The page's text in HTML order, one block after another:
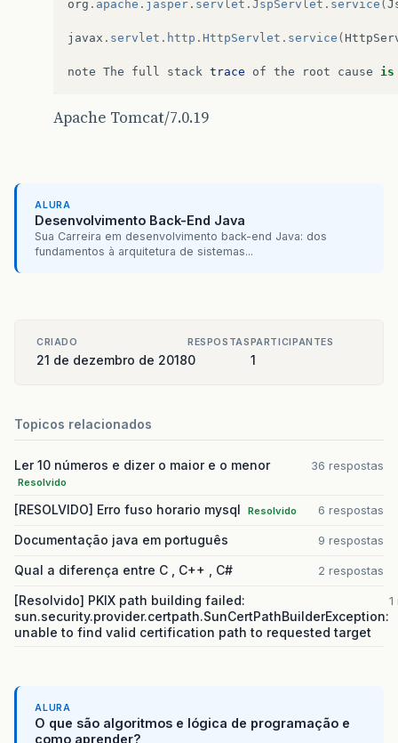
org . apache . jasper . servlet . JspServlet . service (
javax . servlet . http . HttpServlet . service (
note The full stack trace of the root cause is
Apache Tomcat/7.0.19
ALURA
Desenvolvimento Back-End Java
Sua Carreira em desenvolvimento back-end Java: dos
fundamentos à arquitetura de sistemas...
CRIADO
21 de dezembro de 2018
RESPOSTAS
0
PARTICIPANTES
1
Topicos relacionados
Ler 10 números e dizer o maior e o menor
Resolvido
36 respostas
[RESOLVIDO] Erro fuso horario mysql Resolvido 6 respostas
Documentação java em português 9 respostas
Qual a diferença entre C , C++ , C# 2 respostas
[Resolvido] PKIX path building failed:
sun.security.provider.certpath.SunCertPathBuilderException:
unable to find valid certification path to requested target
ALURA
O que são algoritmos e lógica de programação e
como aprender?